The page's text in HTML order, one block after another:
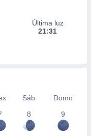
Última luz
21:31
Sáb
Domo
8 9